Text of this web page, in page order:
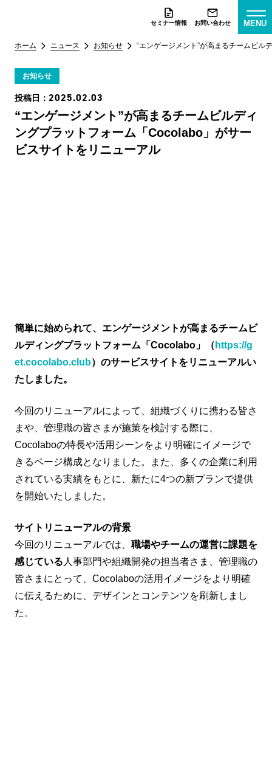
セミナー情報 お問い合わせ MENU
ホーム ニュース お知らせ “エンゲージメント”が高まるチームビ
お知らせ
投稿日： 2025.02.03
“エンゲージメント”が高まるチームビルディ
ングプラットフォーム「Cocolabo」がサー
ビスサイトをリニューアル
簡単に始められて、エンゲージメントが高まるチームビ
ルディングプラットフォーム「Cocolabo」（ https://g
et.cocolabo.club）のサービスサイトをリニューアルい
たしました。
今回のリニューアルによって、組織づくりに携わる皆さ
まや、管理職の皆さまが施策を検討する際に、
Cocolaboの特長や活用シーンをより明確にイメージで
きるページ構成となりました。また、多くの企業に利用
されている実績をもとに、新たに4つの新プランで提供
を開始いたしました。
サイトリニューアルの背景
今回のリニューアルでは、 職場やチームの運営に課題を
感じている 人事部門や組織開発の担当者さま、管理職の
皆さまにとって、Cocolaboの活用イメージをより明確
に伝えるために、デザインとコンテンツを刷新しまし
た。